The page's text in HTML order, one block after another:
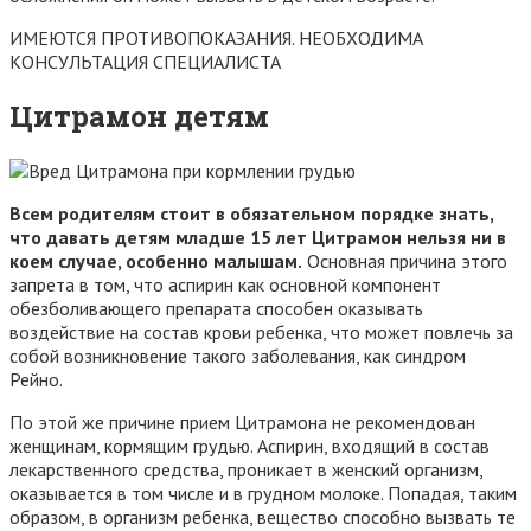
ИМЕЮТСЯ ПРОТИВОПОКАЗАНИЯ. НЕОБХОДИМА
КОНСУЛЬТАЦИЯ СПЕЦИАЛИСТА
Цитрамон детям
Всем родителям стоит в обязательном порядке знать,
что давать детям младше 15 лет Цитрамон нельзя ни в
коем случае, особенно малышам. Основная причина этого
запрета в том, что аспирин как основной компонент
обезболивающего препарата способен оказывать
воздействие на состав крови ребенка, что может повлечь за
собой возникновение такого заболевания, как синдром
Рейно.
По этой же причине прием Цитрамона не рекомендован
женщинам, кормящим грудью. Аспирин, входящий в состав
лекарственного средства, проникает в женский организм,
оказывается в том числе и в грудном молоке. Попадая, таким
образом, в организм ребенка, вещество способно вызвать те